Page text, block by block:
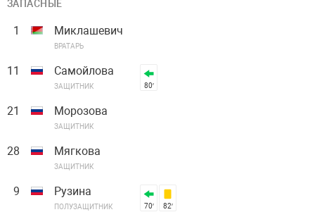
ЗАПАСНЫЕ
1 Миклашевич
ВРАТАРЬ
11 Самойлова
ЗАЩИТНИК 80′
21 Морозова
ЗАЩИТНИК
28 Мягкова
ЗАЩИТНИК
9 Рузина
ПОЛУЗАЩИТНИК 70′ 82′